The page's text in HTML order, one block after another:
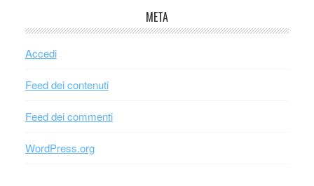
META
Accedi
Feed dei contenuti
Feed dei commenti
WordPress.org